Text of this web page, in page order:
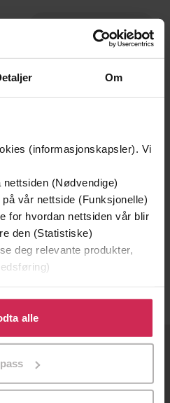
Om
(informasjonskapsler). Vi
(Nødvendige)
vår nettside (Funksjonelle)
for hvordan nettsiden vår blir
den (Statistiske)
deg relevante produkter,
gi oss ditt samtykke til å
formålene. Du kan også
formål ved å klikke
alle
349,-
Sverre Bjåstad